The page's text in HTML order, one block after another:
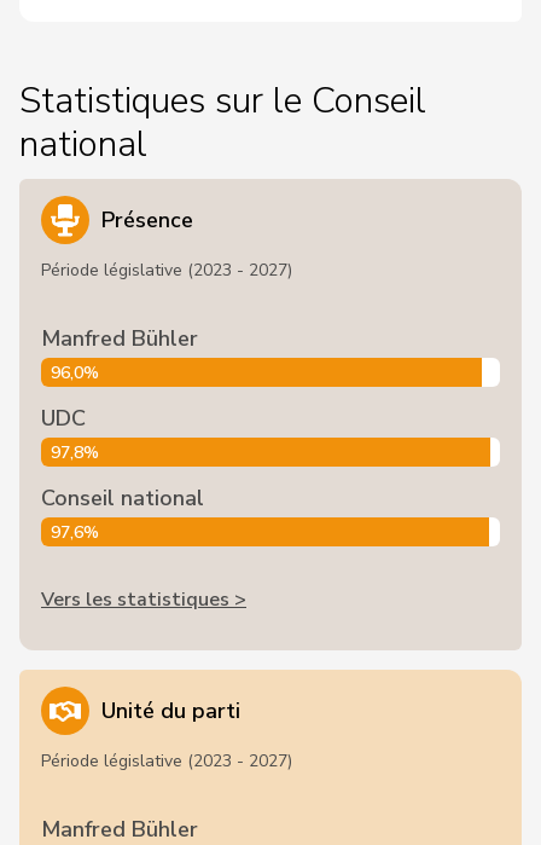
Statistiques sur le Conseil
national
Présence
Période législative (2023 - 2027)
Manfred Bühler
96,0%
UDC
97,8%
Conseil national
97,6%
Vers les statistiques >
Unité du parti
Période législative (2023 - 2027)
Manfred Bühler